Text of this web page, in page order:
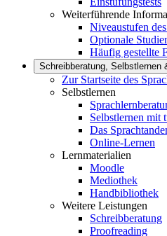
Weiterführende
Niveaustufen
Optionale
Häufig gestellte
Schreibberatung, Selbstlernen
Zur Startseite des
Selbstlernen
Selbstlernen mit
Das
Online-Lernen
Lernmaterialien
Moodle
Mediothek
Handbibliothek
Weitere Leistungen
Schreibberatung
Proofreading